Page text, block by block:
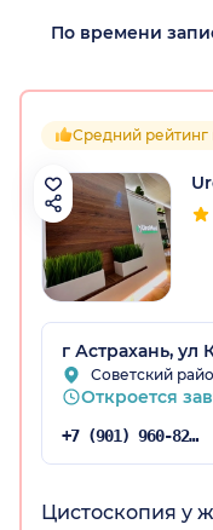
Средний рейтинг
г Астрахань, ул
Советский
Откроется
+7 (901) 960-82-58
Цистоскопия у